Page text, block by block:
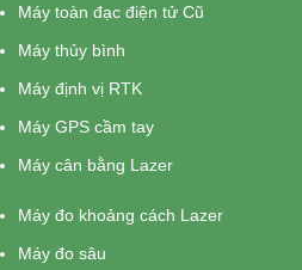
Máy toàn đạc điện tử Cũ
Máy thủy bình
Máy định vị RTK
Máy GPS cầm tay
Máy cân bằng Lazer
Máy đo khoảng cách Lazer
Máy đo sâu